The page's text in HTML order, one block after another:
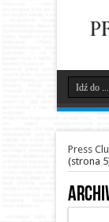
Press
(strona